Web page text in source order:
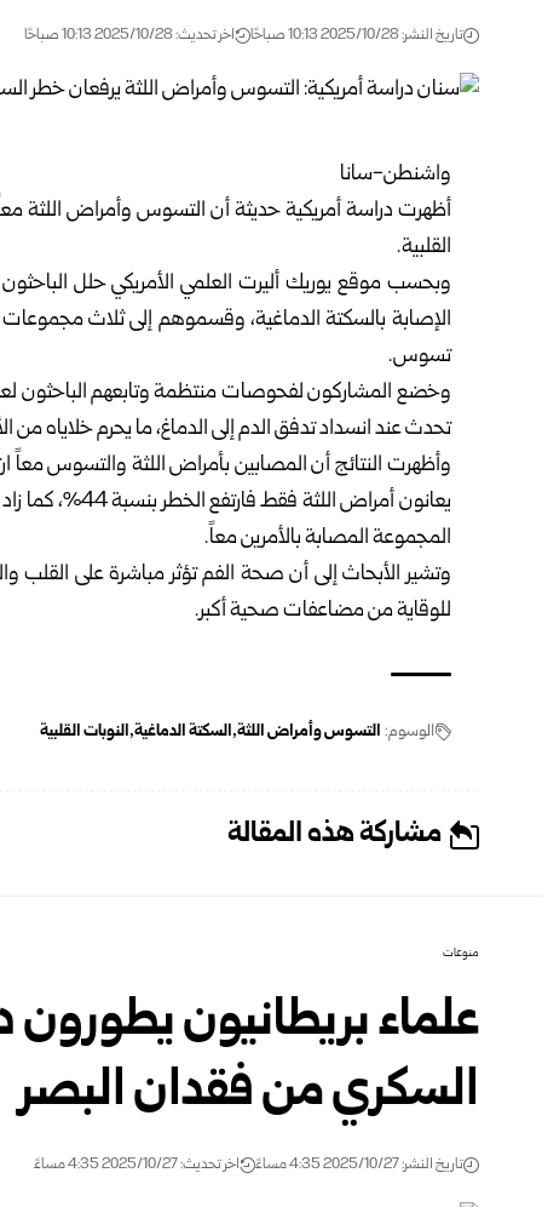
تاريخ النشر: 2025/10/28 10:13 صباحًا اخر تحديث: 2025/10/28 10:13 صباحًا
واشنطن-سانا
أظهرت دراسة أمريكية حديثة أن التسوس وأمراض اللثة معاً
القلبية.
الإصابة بالسكتة الدماغية، وقسموهم إلى ثلاث
تسوس.
وخضع المشاركون لفحوصات منتظمة وتابعهم الباحثون
تحدث عند انسداد تدفق الدم إلى الدماغ، ما يحرم خلاياه من
المجموعة المصابة بالأمرين معاً.
وتشير الأبحاث إلى أن صحة الفم تؤثر مباشرة على القلب
للوقاية من مضاعفات صحية أكبر.
الوسوم: التسوس وأمراض اللثة السكتة الدماغية النوبات القلبية
مشاركة هذه المقالة
منوعات
علماء بريطانيون
السكري من فقدان البصر
تاريخ النشر: 2025/10/27 4:35 مساءً اخر تحديث: 2025/10/27 4:35 مساءً